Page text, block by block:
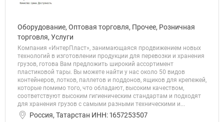
Оборудование, Оптовая торговля, Прочее, Розничная
торговля, Услуги
Компания «ИнтерПласт», занимающаяся продвижением новых
технологий в изготовлении продукции для перевозки и хранения
грузов, готова Вам предложить широкий ассортимент
пластиковой тары. Вы можете найти у нас около 50 видов
контейнеров, лотков, паллетов и поддонов, ящиков для крепежей,
которые помимо того, что обладают, высоким качеством,
соответствуют высоким гигиеническим стандартам и подходят
для хранения грузов с самыми разными техническими и...
Россия, Татарстан ИНН: 1657253507